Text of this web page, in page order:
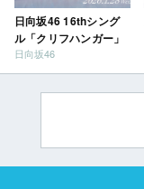
日向坂46 16thシング
ル「クリフハンガー」
日向坂46